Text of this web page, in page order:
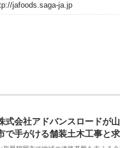
jafoods.saga-ja.jp
式会社アドバンスロードが
で手がける舗装土木工事と